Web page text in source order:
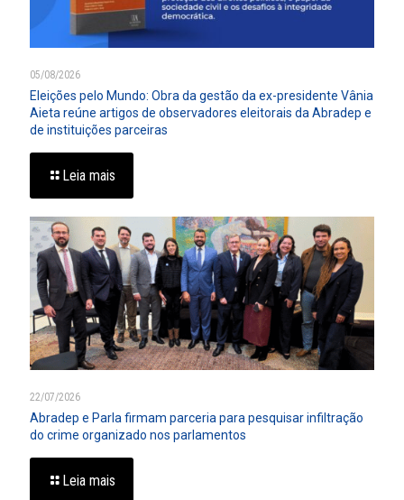
05/08/2026
Eleições pelo Mundo: Obra da gestão da ex-presidente Vânia
Aieta reúne artigos de observadores eleitorais da Abradep e
de instituições parceiras
Leia mais
22/07/2026
Abradep e Parla firmam parceria para pesquisar infiltração
do crime organizado nos parlamentos
Leia mais